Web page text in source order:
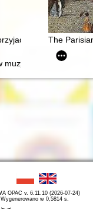
Fryderyka
The
muzyce polskiej
OPAC v. 6.11.10 (2026-07-24)
Wygenerowano w 0,5814 s.